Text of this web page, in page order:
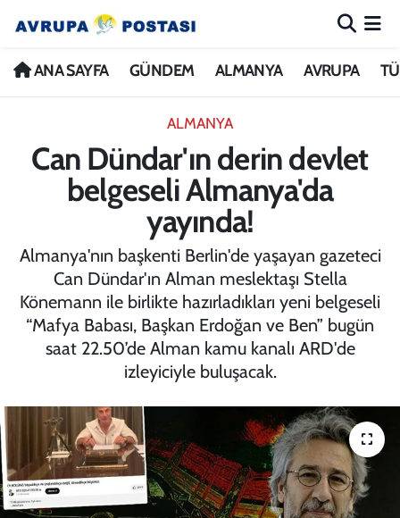
ANA SAYFA GÜNDEM ALMANYA AVRUPA
ALMANYA
Can Dündar'ın derin devlet
belgeseli Almanya'da
yayında!
Almanya'nın başkenti Berlin'de yaşayan gazeteci
Can Dündar'ın Alman meslektaşı Stella
Könemann ile birlikte hazırladıkları yeni belgeseli
“Mafya Babası, Başkan Erdoğan ve Ben” bugün
saat 22.50’de Alman kamu kanalı ARD'de
izleyiciyle buluşacak.
ANA SAYFA
ALMANYA
AVRUPA
TÜRKİYE
DÜNYA
KÜLTÜR
KADIN
YAZARLAR
Nöbetçi Eczaneler
İstanbul Namaz Vakitleri
Trafik Durumu
Avrupa Ligi Puan Durumu ve Fikstür
Tüm Manşetler
Son Dakika Haberleri